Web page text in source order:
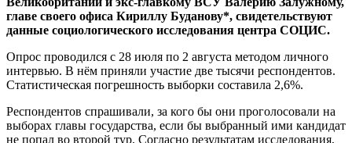
главе своего офиса Кириллу Буданову*, свидетельствуют
данные социологического исследования центра СОЦИС.
Опрос проводился с 28 июля по 2 августа методом личного
интервью. В нём приняли участие две тысячи респондентов.
Статистическая погрешность выборки составила 2,6%.
Респондентов спрашивали, за кого бы они проголосовали на
выборах главы государства, если бы выбранный ими кандидат
не попал во второй тур. Согласно результатам исследования,